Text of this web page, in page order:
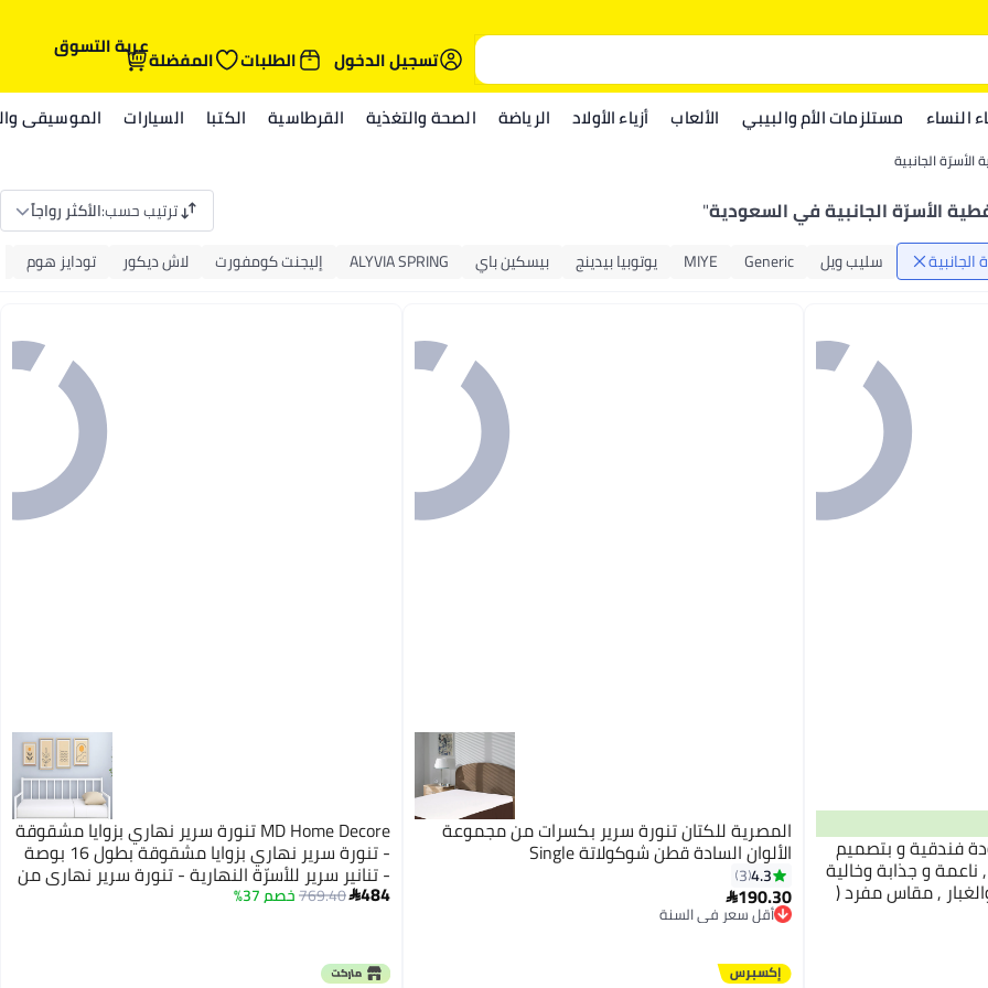
تسجيل الدخول
الطلبات المفضلةعربة التسوق
النساء مستلزمات الأم والبيبي الألعاب أزياء الأولاد الرياضة الصحة والتغذية القرطاسية الكتبا السيارات الموسيقى
الأسرّة الجانبية
الأسرّة الجانبية في السعودية" ترتيب حسب:الأكثر رواجاً
سليب ويل Generic
MIYE يوتوبيا بيدينج بيسكين باي ALYVIA SPRING إليجنت كومفورت لاش ديكور تودايز هوم
فندقية و بتصميم
و جذابة وخالية
, مقاس مفرد (
المصرية للكتان تنورة سرير بكسرات من مجموعة
الألوان السادة قطن شوكولاتة Single
4.3
3
190.30
أقل سعر في السنة
توصيل مجاني
MD Home Decore تنورة سرير نهاري بزوايا مشقوقة
- تنورة سرير نهاري بزوايا مشقوقة بطول 16 بوصة
- تنانير سرير للأسرّة النهارية - تنورة سرير نهاري من
الألياف الدقيقة لغرفة المعيشة أو غرفة الضيوف -
484
769.40خصم 37%